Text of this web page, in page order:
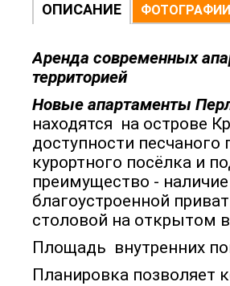
ОПИСАНИЕ ФОТОГРАФИИ
Аренда современных
территорией
Новые апартаменты
находятся на острове
доступности
курортного посёлка и
преимущество -
благоустроенной
столовой на открытом
Площадь внутренних
Планировка позволяет